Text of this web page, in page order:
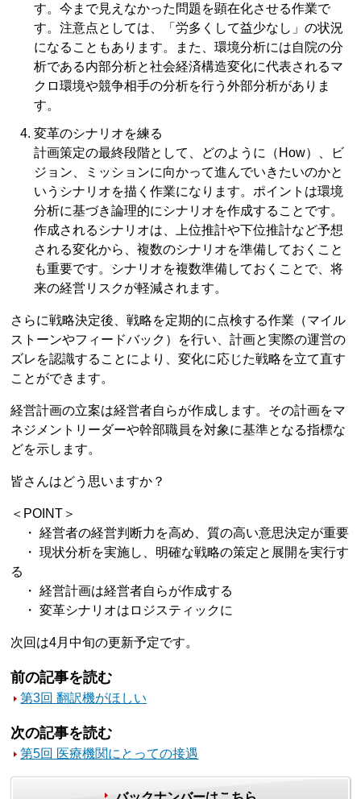
す。今まで見えなかった問題を顕在化させる作業で
す。注意点としては、「労多くして益少なし」の状況
になることもあります。また、環境分析には自院の分
析である内部分析と社会経済構造変化に代表されるマ
クロ環境や競争相手の分析を行う外部分析がありま
す。
変革のシナリオを練る
計画策定の最終段階として、どのように（How）、ビ
ジョン、ミッションに向かって進んでいきたいのかと
いうシナリオを描く作業になります。ポイントは環境
分析に基づき論理的にシナリオを作成することです。
作成されるシナリオは、上位推計や下位推計など予想
される変化から、複数のシナリオを準備しておくこと
も重要です。シナリオを複数準備しておくことで、将
来の経営リスクが軽減されます。
さらに戦略決定後、戦略を定期的に点検する作業（マイル
ストーンやフィードバック）を行い、計画と実際の運営の
ズレを認識することにより、変化に応じた戦略を立て直す
ことができます。
経営計画の立案は経営者自らが作成します。その計画をマ
ネジメントリーダーや幹部職員を対象に基準となる指標な
どを示します。
皆さんはどう思いますか？
＜POINT＞
・ 経営者の経営判断力を高め、質の高い意思決定が重要
・ 現状分析を実施し、明確な戦略の策定と展開を実行す
る
・ 経営計画は経営者自らが作成する
・ 変革シナリオはロジスティックに
次回は4月中旬の更新予定です。
前の記事を読む
第3回 翻訳機がほしい
次の記事を読む
第5回 医療機関にとっての接遇